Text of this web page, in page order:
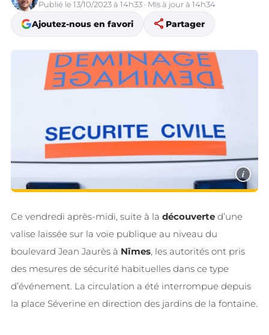
Publié le 13/10/2023 à 14h33 · Mis à jour à 14h34
Ajoutez-nous en favori share Partager
i
Ce vendredi après-midi, suite à la découverte d’une
valise laissée sur la voie publique au niveau du
boulevard Jean Jaurès à Nîmes, les autorités ont pris
des mesures de sécurité habituelles dans ce type
d’événement. La circulation a été interrompue depuis
la place Séverine en direction des jardins de la fontaine.